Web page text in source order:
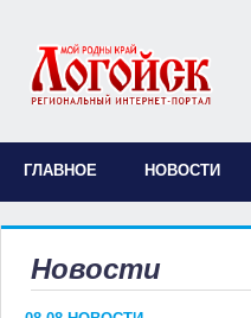
ГЛАВНОЕ НОВОСТИ
Новости